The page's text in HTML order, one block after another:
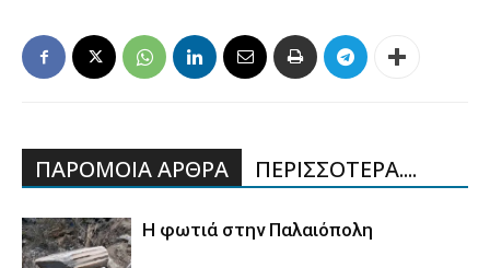
ΠΑΡΟΜΟΙΑ ΑΡΘΡΑ ΠΕΡΙΣΣΟΤΕΡΑ....
Η φωτιά στην Παλαιόπολη